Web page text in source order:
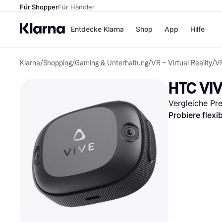
Für ShopperFür Händler
Entdecke Klarna
Zahlungsmethoden
Sofort bezahlen
Bezahle in 3
Teilzahlungen
Bezahle in bis zu 30
Tagen
Ratenzahlung
Shop
Shops
H&M
Temu
App Hilfe
Klarna/Shopping/Gaming & Unterhaltung/VR – Virtual Reality/
HTC
Vergleiche
Probiere